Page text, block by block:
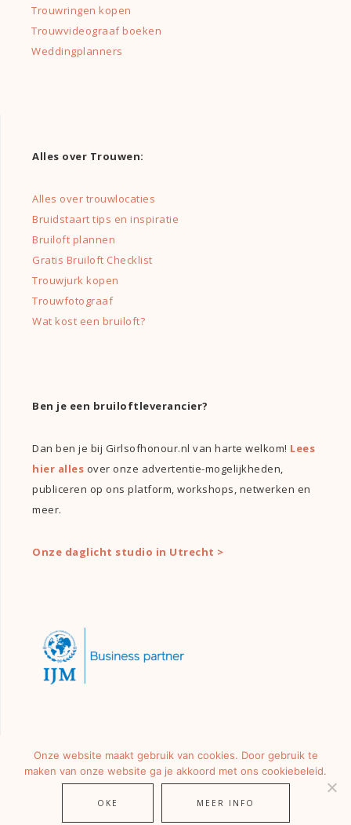
Trouwringen kopen
Trouwvideograaf boeken
Weddingplanners
Alles over Trouwen:
Alles over trouwlocaties
Bruidstaart tips en inspiratie
Bruiloft plannen
Gratis Bruiloft Checklist
Trouwjurk kopen
Trouwfotograaf
Wat kost een bruiloft?
Ben je een bruiloftleverancier?
Dan ben je bij Girlsofhonour.nl van harte welkom! Lees
hier alles over onze advertentie-mogelijkheden,
publiceren op ons platform, workshops, netwerken en
meer.
Onze daglicht studio in Utrecht >
Onze website maakt gebruik van cookies. Door gebruik te
maken van onze website ga je akkoord met ons cookiebeleid.
OKE MEER INFO